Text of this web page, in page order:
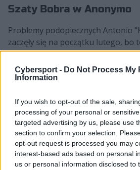
Cybersport - Do Not Process My
Information
If you wish to opt-out of the sale,
processing of your personal or
targeted advertising by us, please use
section to confirm your selection.
opt-out request is processed you may
interest-based ads based on personal
us or personal information disclosed to
Szaty Bobra w Anonymo
Problemy podopiecznych Antonio
zaczęły się na początku lutego, bo
organizatorzy Ultraligi wyrzucili z
która miała nie wywiązywać się ze
Od tego czasu dotychczasowi
przeszkodził im w osiąganiu
powiedzieć, że wygrali oni 14 z 17
spotkań i wraz z Grypciocraft
Tenacity przewodzą stawce. Dziś
mecz w fazie zasadniczej, do
nowych barwach.